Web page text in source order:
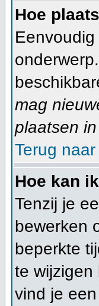
Hoe
mag
plaatsen
Terug
Hoe kan
Tenzij je
bewerken
beperkte
te wijzigen
vind je